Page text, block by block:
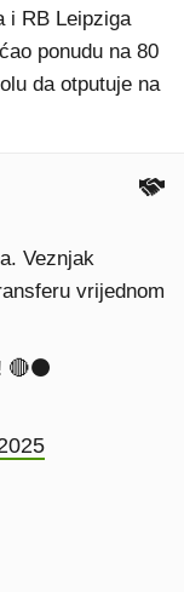
i RB Leipziga
ponudu na 80
da otputuje na
Veznjak
vrijednom
🔴⚫